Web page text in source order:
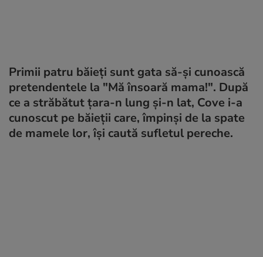
Primii patru băieți sunt gata să-și cunoască
pretendentele la "Mă însoară mama!". După
ce a străbătut țara-n lung și-n lat, Cove i-a
cunoscut pe băieții care, împinși de la spate
de mamele lor, își caută sufletul pereche.